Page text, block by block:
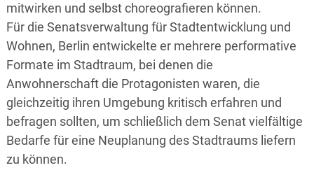
mitwirken und selbst choreografieren können.
Für die Senatsverwaltung für Stadtentwicklung und
Wohnen, Berlin entwickelte er mehrere performative
Formate im Stadtraum, bei denen die
Anwohnerschaft die Protagonisten waren, die
gleichzeitig ihren Umgebung kritisch erfahren und
befragen sollten, um schließlich dem Senat vielfältige
Bedarfe für eine Neuplanung des Stadtraums liefern
zu können.